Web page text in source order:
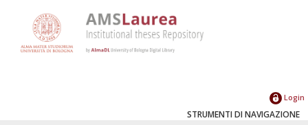
Login
STRUMENTI DI NAVIGAZIONE